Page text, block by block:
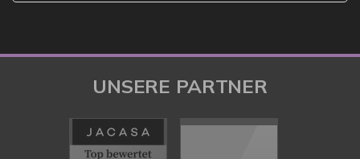
UNSERE PARTNER